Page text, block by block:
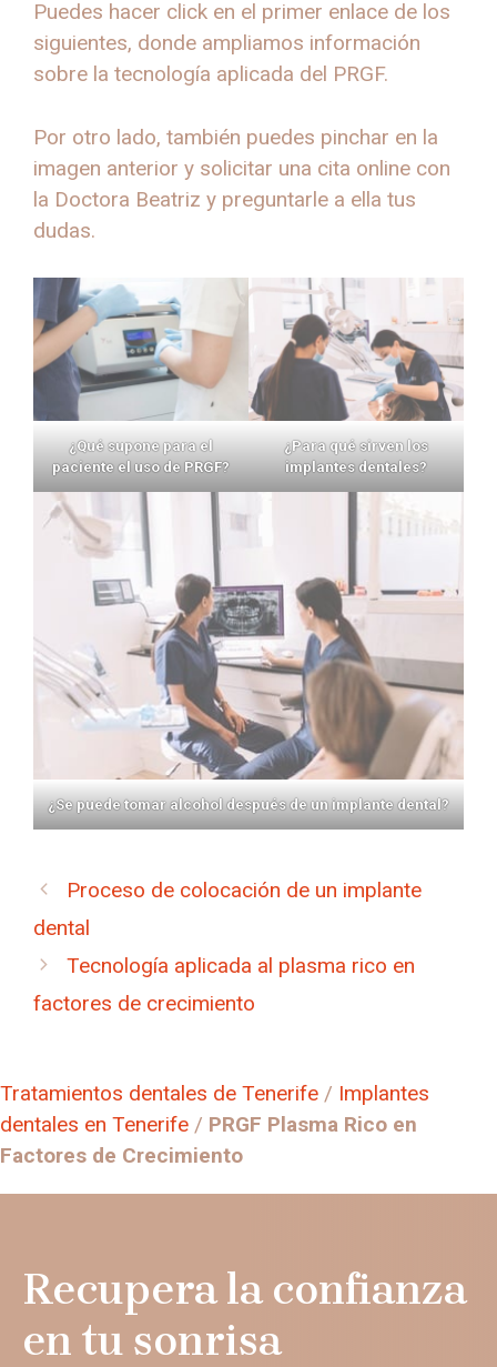
Puedes hacer click en el primer enlace de los
siguientes, donde ampliamos información
sobre la tecnología aplicada del PRGF.
Por otro lado, también puedes pinchar en la
imagen anterior y solicitar una cita online con
la Doctora Beatriz y preguntarle a ella tus
dudas.
¿Qué supone para el
paciente el uso de PRGF?
¿Para qué sirven los
implantes dentales?
¿Se puede tomar alcohol después de un implante dental?
Proceso de colocación de un implante
dental
Tecnología aplicada al plasma rico en
factores de crecimiento
Tratamientos dentales de Tenerife / Implantes
dentales en Tenerife / PRGF Plasma Rico en
Factores de Crecimiento
Recupera la confianza
en tu sonrisa